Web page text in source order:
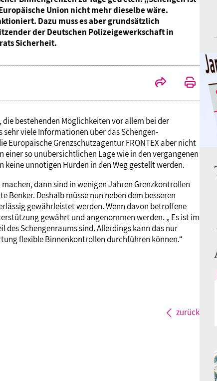
Union nicht mehr dieselbe wäre.
Dazu muss es aber grundsätzlich
der Deutschen Polizeigewerkschaft in
Sicherheit.
bestehenden Möglichkeiten vor allem bei der
viele Informationen über das Schengen-
Europäische Grenzschutzagentur FRONTEX aber nicht
einer so unübersichtlichen Lage wie in den vergangenen
unnötigen Hürden in den Weg gestellt werden.
dann sind in wenigen Jahren Grenzkontrollen
Deshalb müsse nun neben dem besseren
gewährleistet werden. Wenn davon betroffene
gewährt und angenommen werden. „ Es ist im
des Schengenraums sind. Allerdings kann das nur
flexible Binnenkontrollen durchführen können.“
zurück